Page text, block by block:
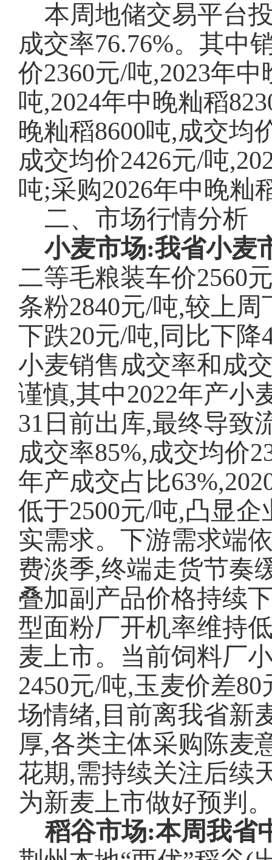
本周地储交易平台
成交率76.76%。其中
价2360元/吨,2023年
吨,2024年中晚籼稻
晚籼稻8600吨,成交均
成交均价2426元/吨
吨;采购2026年中晚籼
二、市场行情分析
小麦市场:我省小麦
二等毛粮装车价2560
条粉2840元/吨,较上
下跌20元/吨,同比下
小麦销售成交率和成
谨慎,其中2022年产小
31日前出库,最终导致
成交率85%,成交均价
年产成交占比
低于2500元/吨,凸显
实需求。下游需求端
费淡季,终端走货节奏
叠加副产品价格持续
型面粉厂开机率维持
麦上市。当前饲料厂
2450元/吨,玉麦价差
场情绪,目前离我省新
厚,各类主体采购陈麦
花期,需持续关注后续
为新麦上市做好预判
稻谷市场:本周我省